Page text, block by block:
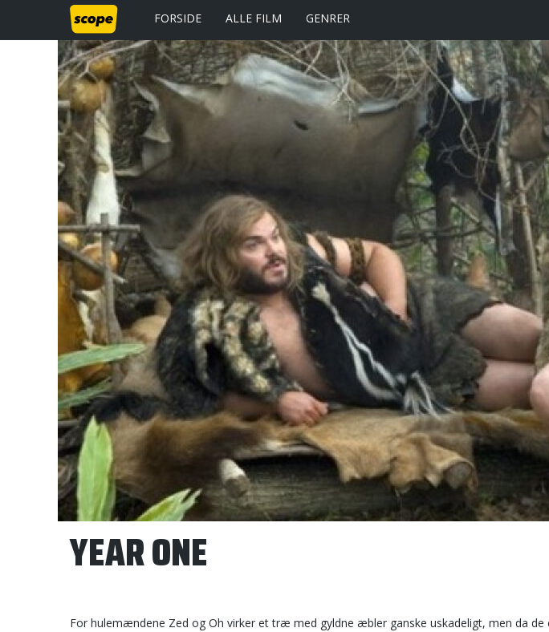
FORSIDE ALLE FILM GENRER
YEAR ONE
For hulemændene Zed og Oh virker et træ med gyldne æbler ganske uskadeligt, men da